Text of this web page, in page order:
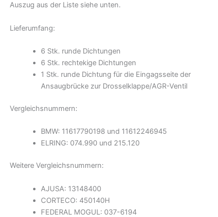
Auszug aus der Liste siehe unten.
Lieferumfang:
6 Stk. runde Dichtungen
6 Stk. rechtekige Dichtungen
1 Stk. runde Dichtung für die Eingagsseite der
Ansaugbrücke zur Drosselklappe/AGR-Ventil
Vergleichsnummern:
BMW: 11617790198 und 11612246945
ELRING: 074.990 und 215.120
Weitere Vergleichsnummern:
AJUSA: 13148400
CORTECO: 450140H
FEDERAL MOGUL: 037-6194